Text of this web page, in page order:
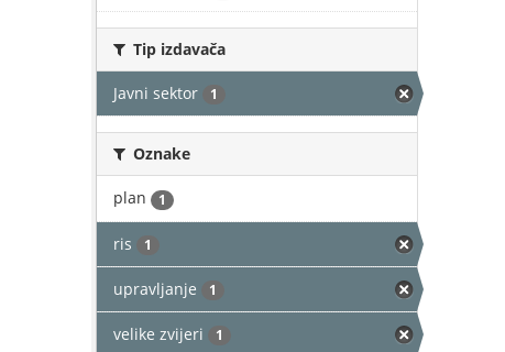
Tip izdavača
Javni sektor 1
Oznake
plan 1
ris 1
upravljanje 1
velike zvijeri 1